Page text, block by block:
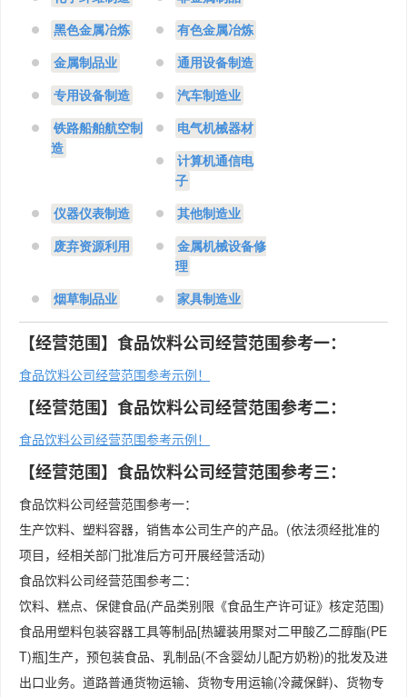
黑色金属冶炼 有色金属冶炼
金属制品业 通用设备制造
专用设备制造 汽车制造业
铁路船舶航空制
造
电气机械器材
计算机通信电
子
仪器仪表制造 其他制造业
废弃资源利用
金属机械设备修
理
烟草制品业 家具制造业
【经营范围】食品饮料公司经营范围参考一：
食品饮料公司经营范围参考示例！
【经营范围】食品饮料公司经营范围参考二：
食品饮料公司经营范围参考示例！
【经营范围】食品饮料公司经营范围参考三：
食品饮料公司经营范围参考一：
生产饮料、塑料容器，销售本公司生产的产品。(依法须经批准的
项目，经相关部门批准后方可开展经营活动)
食品饮料公司经营范围参考二：
饮料、糕点、保健食品(产品类别限《食品生产许可证》核定范围)
食品用塑料包装容器工具等制品[热罐装用聚对二甲酸乙二醇酯(PE
T)瓶]生产，预包装食品、乳制品(不含婴幼儿配方奶粉)的批发及进
出口业务。道路普通货物运输、货物专用运输(冷藏保鲜)、货物专